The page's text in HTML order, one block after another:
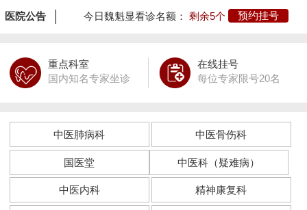
医院公告 今日魏魁显看诊名额： 剩余5个 预约挂号
重点科室
国内知名专家坐诊
在线挂号
每位专家限号20名
中医肺病科 中医骨伤科
国医堂 中医科（疑难病）
中医内科 精神康复科